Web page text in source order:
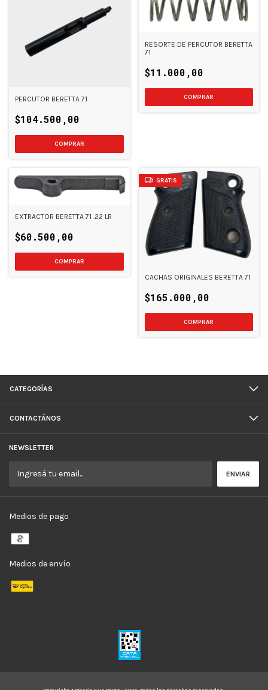
PERCUTOR BERETTA 71
$104.500,00
RESORTE DE PERCUTOR BERETTA
71
$11.000,00
EXTRACTOR BERETTA 71 .22 LR
$60.500,00
GRATIS
CACHAS ORIGINALES BERETTA 71
$165.000,00
CATEGORÍAS
CONTACTÁNOS
NEWSLETTER
Medios de pago
Medios de envío